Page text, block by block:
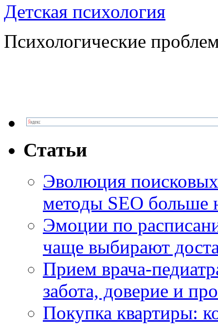
Детская психология
Психологические
Статьи
Эволюция
методы SEO больше
Эмоции по
чаще выбирают
Прием врача-
забота, доверие и
Покупка квартиры: